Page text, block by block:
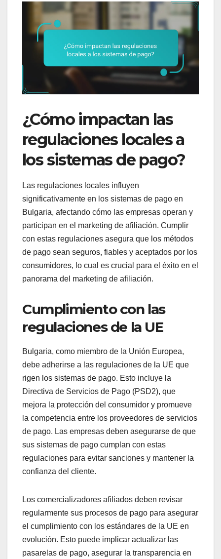
¿Cómo impactan las
regulaciones locales a
los sistemas de pago?
Las regulaciones locales influyen
significativamente en los sistemas de pago en
Bulgaria, afectando cómo las empresas operan y
participan en el marketing de afiliación. Cumplir
con estas regulaciones asegura que los métodos
de pago sean seguros, fiables y aceptados por los
consumidores, lo cual es crucial para el éxito en el
panorama del marketing de afiliación.
Cumplimiento con las
regulaciones de la UE
Bulgaria, como miembro de la Unión Europea,
debe adherirse a las regulaciones de la UE que
rigen los sistemas de pago. Esto incluye la
Directiva de Servicios de Pago (PSD2), que
mejora la protección del consumidor y promueve
la competencia entre los proveedores de servicios
de pago. Las empresas deben asegurarse de que
sus sistemas de pago cumplan con estas
regulaciones para evitar sanciones y mantener la
confianza del cliente.
Los comercializadores afiliados deben revisar
regularmente sus procesos de pago para asegurar
el cumplimiento con los estándares de la UE en
evolución. Esto puede implicar actualizar las
pasarelas de pago, asegurar la transparencia en